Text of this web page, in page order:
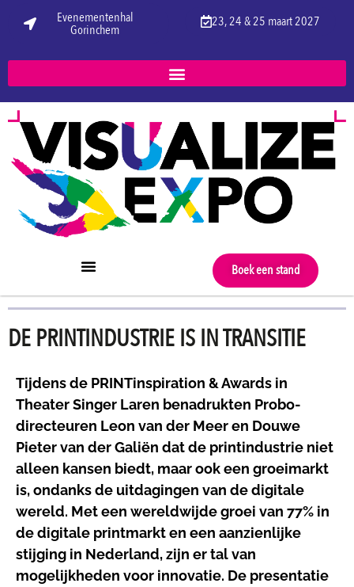
Evenementenhal
Gorinchem
23, 24 & 25 maart 2027
Boek een stand
DE PRINTINDUSTRIE IS IN TRANSITIE
Tijdens de PRINTinspiration & Awards in
Theater Singer Laren benadrukten Probo-
directeuren Leon van der Meer en Douwe
Pieter van der Galiën dat de printindustrie niet
alleen kansen biedt, maar ook een groeimarkt
is, ondanks de uitdagingen van de digitale
wereld. Met een wereldwijde groei van 77% in
de digitale printmarkt en een aanzienlijke
stijging in Nederland, zijn er tal van
mogelijkheden voor innovatie. De presentatie